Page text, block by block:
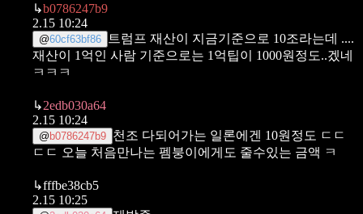
↳b0786247b9
2.15 10:24
@60cf63bf86
트럼프 재산이 지금기준으로 10조라는데 ....
재산이 1억인 사람 기준으로는 1억팁이 1000원정도..겠네
ㅋㅋㅋ
↳2edb030a64
2.15 10:24
@ b0786247b9 천조 다되어가는 일론에겐 10원정도 ㄷㄷ
ㄷㄷ 오늘 처음만나는 펨붕이에게도 줄수있는 금액 ㅋ
↳fffbe38cb5
2.15 10:25